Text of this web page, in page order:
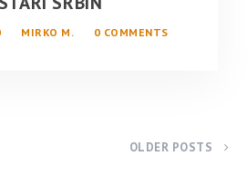
MIRKO M. 0 COMMENTS
OLDER POSTS